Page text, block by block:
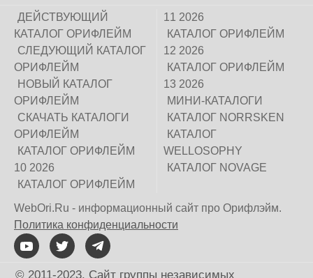
ДЕЙСТВУЮЩИЙ
КАТАЛОГ ОРИФЛЕЙМ
СЛЕДУЮЩИЙ КАТАЛОГ
ОРИФЛЕЙМ
НОВЫЙ КАТАЛОГ
ОРИФЛЕЙМ
СКАЧАТЬ КАТАЛОГИ
ОРИФЛЕЙМ
КАТАЛОГ ОРИФЛЕЙМ
10 2026
КАТАЛОГ ОРИФЛЕЙМ
11 2026
КАТАЛОГ ОРИФЛЕЙМ
12 2026
КАТАЛОГ ОРИФЛЕЙМ
13 2026
МИНИ-КАТАЛОГИ
КАТАЛОГ NORRSKEN
КАТАЛОГ
WELLOSOPHY
КАТАЛОГ NOVAGE
WebOri.Ru - информационный сайт про Орифлэйм.
Политика конфиденциальности
© 2011-2023. Сайт группы независимых